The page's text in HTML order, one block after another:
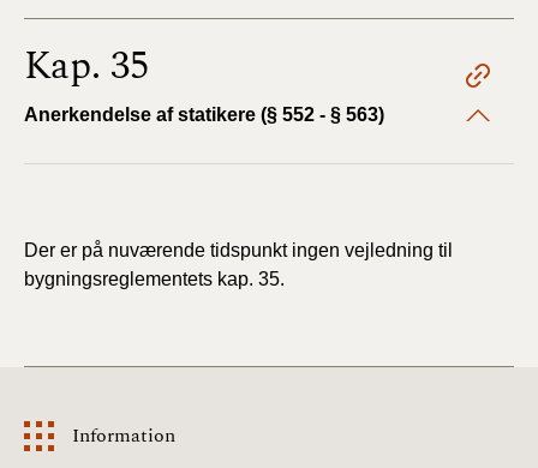
Kap. 35
Anerkendelse af statikere (§ 552 - § 563)
Der er på nuværende tidspunkt ingen vejledning til
bygningsreglementets kap. 35.
Information